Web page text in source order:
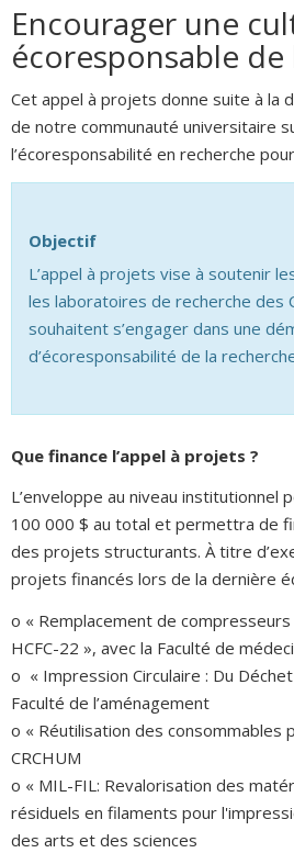
Encourager une
écoresponsable
Cet appel à projets donne suite à la
de notre communauté universitaire
l’écoresponsabilité en recherche
Objectif
L’appel à projets vise à soutenir
les laboratoires de recherche des
souhaitent s’engager dans une
d’écoresponsabilité de la
Que finance l’appel à projets ?
L’enveloppe au niveau institutionnel
100 000 $ au total et permettra de
des projets structurants. À titre
projets financés lors de la dernière
o « Remplacement de
HCFC-22 », avec la Faculté de
o « Impression Circulaire : Du
Faculté de l’aménagement
o « Réutilisation des consommables
CRCHUM
o « MIL-FIL: Revalorisation des
résiduels en filaments pour
des arts et des sciences